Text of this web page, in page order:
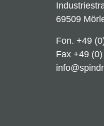
69509
Fon. +49
Fax +49